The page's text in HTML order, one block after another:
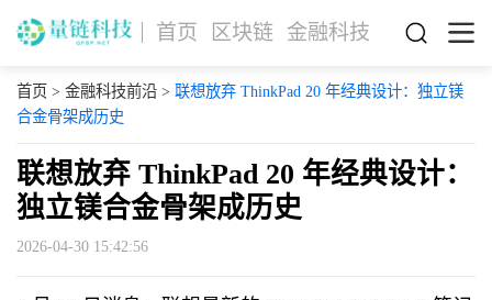
首页 区块链 金融科技
首页 > 金融科技前沿> 联想放弃 ThinkPad 20 年经典设计：独立镁
合金骨架成历史
联想放弃 ThinkPad 20 年经典设计：
独立镁合金骨架成历史
2026-04-30 15:42:56